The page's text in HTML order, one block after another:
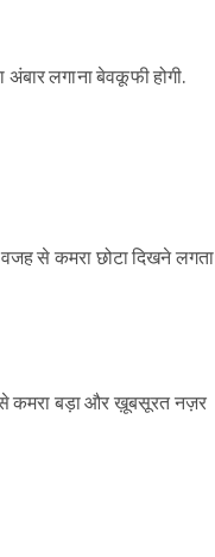
लगाना बेवकूफी होगी.
से कमरा छोटा दिखने लगता
कमरा बड़ा और ख़ूबसूरत नज़र